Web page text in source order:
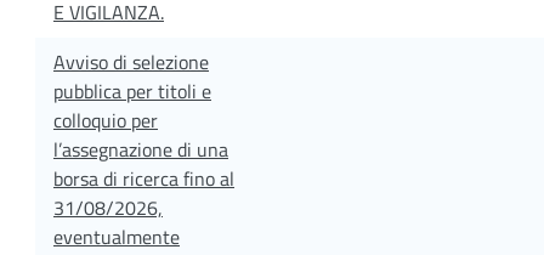
E VIGILANZA.
Avviso di selezione
pubblica per titoli e
colloquio per
l’assegnazione di una
borsa di ricerca fino al
31/08/2026,
eventualmente